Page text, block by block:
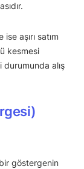
aşırı satım
kesmesi
durumunda alış
göstergenin